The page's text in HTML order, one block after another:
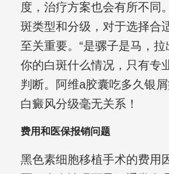
度，治疗方案也会有所不同
斑类型和分级，对于选择合
至关重要。“是骡子是马，拉
你的白斑什么情况，只有专
判断。阿维a胶囊吃多久银
白癜风分级毫无关系！
费用和医保报销问题
黑色素细胞移植手术的费用